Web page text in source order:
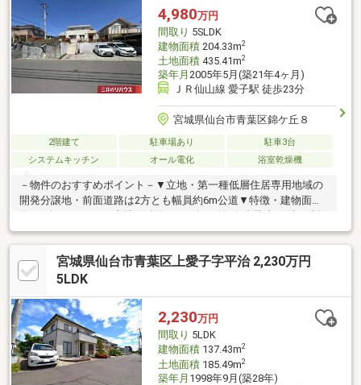
ｍ・仙台高等専門学校 広瀬キャンパス 徒歩5分 約400ｍ・愛子
郵便局 徒歩28分 約2000ｍ 4,980万円
間取り 5SLDK
建物面積204.33m2
土地面積435.41m2
築年月 2005年5月(築21年4ヶ月)
ＪＲ仙山線 愛子駅 徒歩23分
宮城県仙台市青葉区錦ケ丘８
2階建て 駐車場あり
駐車3台
システムキッチン
オール電化 浴室乾燥機
－物件のおすすめポイント－▼立地・第一種低層住居専用地域の
開発分譲地・前面道路は2方とも幅員約6m公道▼特徴・建物面積
限有)・3面採光のLDK、一部吹抜仕様のLDは約22帖・食洗機・浄
水器付の対面式キッチン・2WAY和室は客間としても活用可・主寝
室約10帖に書斎約7帖が隣接・1620サイズ浴室、浴室乾燥機・TV
付・WIC等、随所に収納有・バルコニーは2か所※自治会費300円／
の詳細・ご相談はお気軽にお問い合わせください。
宮城県仙台市青葉区上愛子字平治 2,230万円
5LDK
2,230万円
間取り 5LDK
建物面積137.43m2
土地面積185.49m2
築年月 1998年9月(築28年)